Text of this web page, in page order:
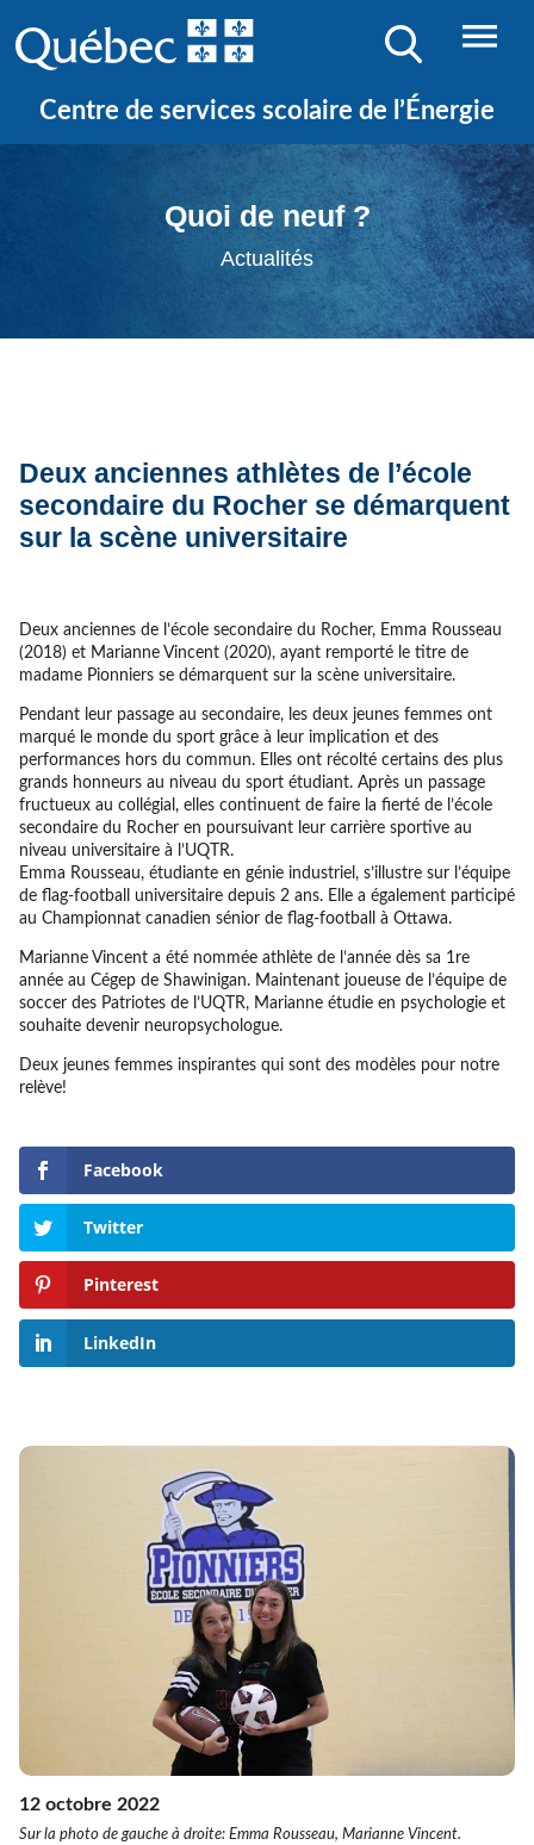
Centre de services scolaire de l’Énergie
Quoi de neuf ?
Actualités
Deux anciennes athlètes de l’école
secondaire du Rocher se démarquent
sur la scène universitaire
Deux anciennes de l’école secondaire du Rocher, Emma Rousseau
(2018) et Marianne Vincent (2020), ayant remporté le titre de
madame Pionniers se démarquent sur la scène universitaire.
Pendant leur passage au secondaire, les deux jeunes femmes ont
marqué le monde du sport grâce à leur implication et des
performances hors du commun. Elles ont récolté certains des plus
grands honneurs au niveau du sport étudiant. Après un passage
fructueux au collégial, elles continuent de faire la fierté de l’école
secondaire du Rocher en poursuivant leur carrière sportive au
niveau universitaire à l’UQTR.
Emma Rousseau, étudiante en génie industriel, s’illustre sur l’équipe
de flag-football universitaire depuis 2 ans. Elle a également participé
au Championnat canadien sénior de flag-football à Ottawa.
Marianne Vincent a été nommée athlète de l’année dès sa 1re
année au Cégep de Shawinigan. Maintenant joueuse de l’équipe de
soccer des Patriotes de l’UQTR, Marianne étudie en psychologie et
souhaite devenir neuropsychologue.
Deux jeunes femmes inspirantes qui sont des modèles pour notre
relève!
Facebook
Twitter
Pinterest
LinkedIn
12 octobre 2022
Sur la photo de gauche à droite: Emma Rousseau, Marianne Vincent.